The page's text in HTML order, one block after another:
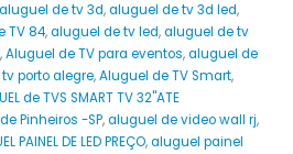
aluguel de tv 3d,aluguel de tv 3d led,
TV 84,aluguel de tv led,aluguel de tv
,Aluguel de TV para eventos,aluguel de
porto alegre,Aluguel de TV Smart,
de TVS SMART TV 32''ATE
Pinheiros‎ -SP,aluguel de video wall rj,
PAINEL DE LED PREÇO,aluguel painel